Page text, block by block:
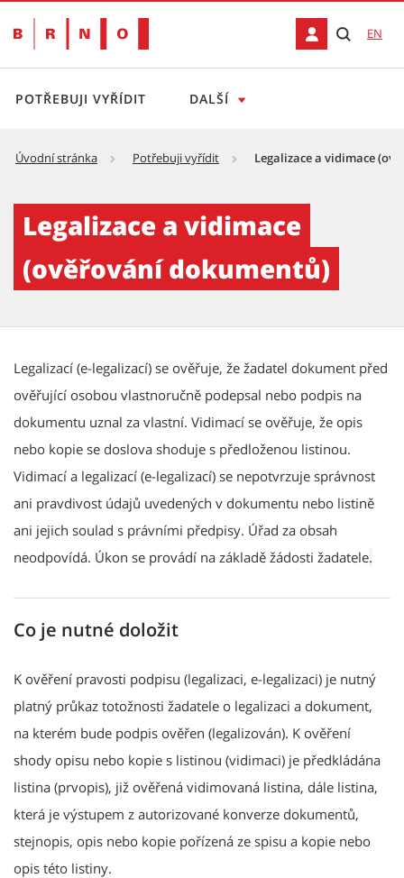
EN
POTŘEBUJI VYŘÍDIT DALŠÍ
Úvodní stránka Potřebuji vyřídit Legalizace a vidimace
Legalizace a vidimace
(ověřování dokumentů)
Popis
Legalizací (e-legalizací) se ověřuje, že žadatel dokument před
ověřující osobou vlastnoručně podepsal nebo podpis na
dokumentu uznal za vlastní. Vidimací se ověřuje, že opis
nebo kopie se doslova shoduje s předloženou listinou.
Vidimací a legalizací (e-legalizací) se nepotvrzuje správnost
ani pravdivost údajů uvedených v dokumentu nebo listině
ani jejich soulad s právními předpisy. Úřad za obsah
neodpovídá. Úkon se provádí na základě žádosti žadatele.
Co je nutné doložit
K ověření pravosti podpisu (legalizaci, e-legalizaci) je nutný
platný průkaz totožnosti žadatele o legalizaci a dokument,
na kterém bude podpis ověřen (legalizován). K ověření
shody opisu nebo kopie s listinou (vidimaci) je předkládána
listina (prvopis), již ověřená vidimovaná listina, dále listina,
která je výstupem z autorizované konverze dokumentů,
stejnopis, opis nebo kopie pořízená ze spisu a kopie nebo
opis této listiny.